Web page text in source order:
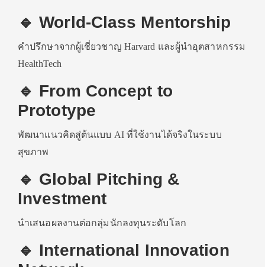
🔹 World-Class Mentorship
คำปรึกษาจากผู้เชี่ยวชาญ Harvard และผู้นำอุตสาหกรรม
HealthTech
🔹 From Concept to
Prototype
พัฒนาแนวคิดสู่ต้นแบบ AI ที่ใช้งานได้จริงในระบบ
สุขภาพ
🔹 Global Pitching &
Investment
นำเสนอผลงานต่อกลุ่มนักลงทุนระดับโลก
🔹 International Innovation